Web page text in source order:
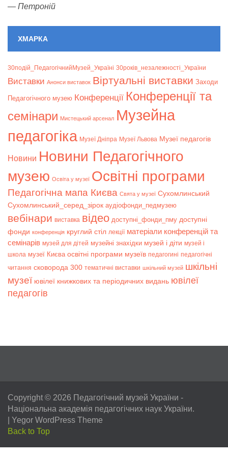
— Петроній
ХМАРКА
30подій_ПедагогічнийМузей_Україні 30років_незалежності_України
Bиставки Анонси виставок Віртуальні виставки Заходи
Педагогічного музею Конференції Конференції та
семінари Мистецький арсенал Музейна
педагогіка Музеї Дніпра Музеї Львова Музеї педагогів
Новини Новини Педагогічного
музею Освіта у музеї Освітні програми
Педагогічна мапа Києва Свята у музеї Сухомлинський
Сухомлинський_серед_зірок аудіофонди_педмузею
вебінари виставка відео доступні_фонди_пму доступні
фонди конференція круглий стіл лекції матеріали конференцій та
семінарів музей для дітей музейні знахідки музей і діти музей і
школа музеї Києва освітні програми музеїв педагогині педагогічні
читання сковорода 300 тематичні виставки шкільний музей шкільні
музеї ювілеї книжкових та періодичних видань ювілеї
педагогів
Copyright © 2026 Педагогічний музей України -
Національна академія педагогічних наук України.
Yegor WordPress Theme
Back to Top